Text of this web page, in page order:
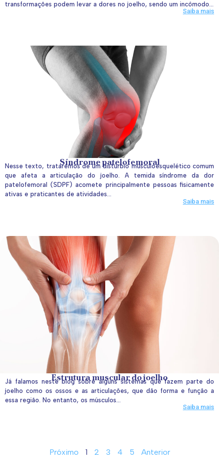
transformações podem levar a dores no joelho, sendo um incômodo...
Saiba mais
Síndrome patelofemoral
Nesse texto, trataremos de um distúrbio musculoesquelético comum
que afeta a articulação do joelho. A temida síndrome da dor
patelofemoral (SDPF) acomete principalmente pessoas fisicamente
ativas e praticantes de atividades...
Saiba mais
Estrutura muscular do joelho
Já falamos neste blog sobre alguns sistemas que fazem parte do
joelho como os ossos e as articulações, que dão forma e função a
essa região. No entanto, os músculos...
Saiba mais
Próximo 1 2 3 4 5 Anterior